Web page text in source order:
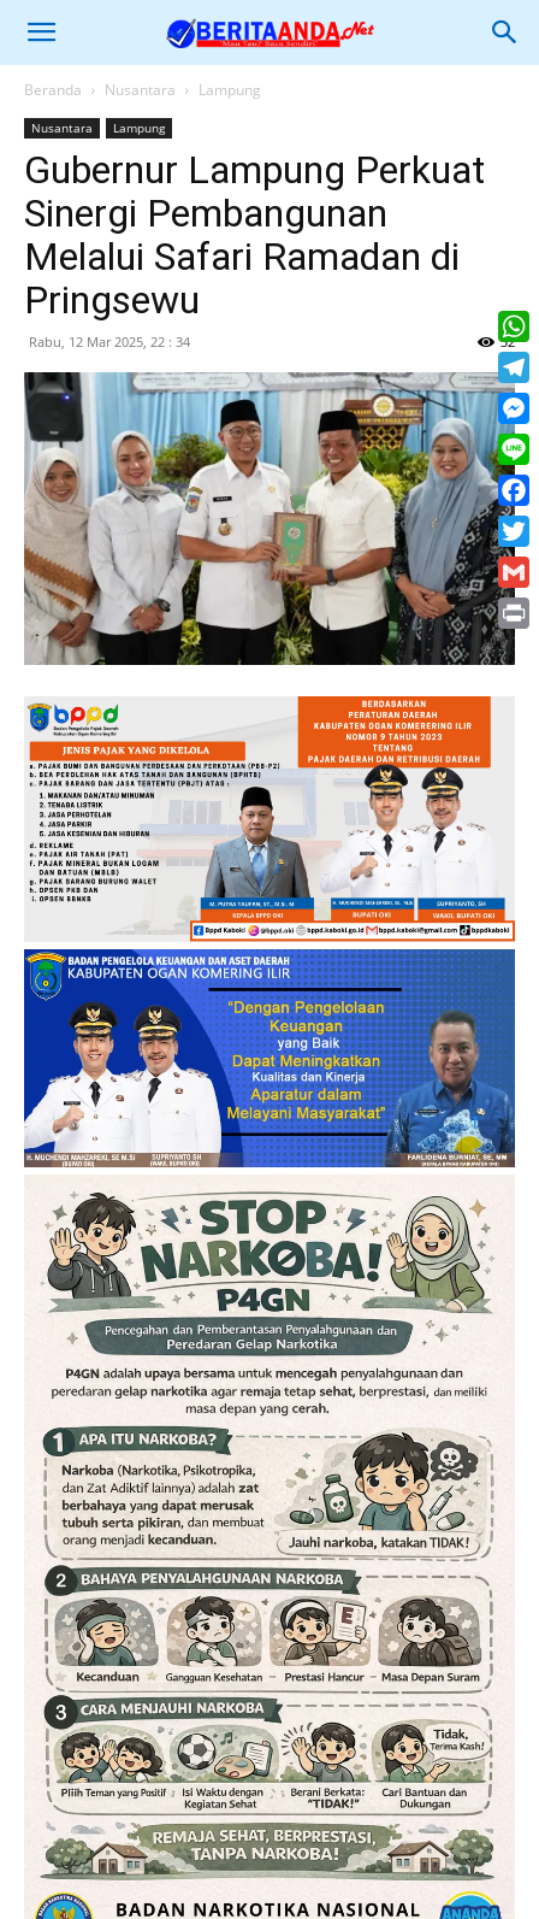
Beranda Nusantara Lampung
Nusantara Lampung
Gubernur Lampung Perkuat
Sinergi Pembangunan
Melalui Safari Ramadan di
Pringsewu
Rabu, 12 Mar 2025, 22 : 34 32
Line
Print